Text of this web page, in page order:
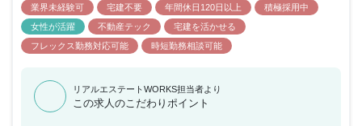
業界未経験可 宅建不要 年間休日120日以上
積極採用中
女性が活躍
不動産テック
宅建を活かせる
フレックス勤務対応可能
時短勤務相談可能
リアルエステートWORKS担当者より
この求人のこだわりポイント